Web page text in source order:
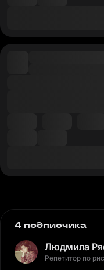
4 подписчика
Людмила
Репетитор по